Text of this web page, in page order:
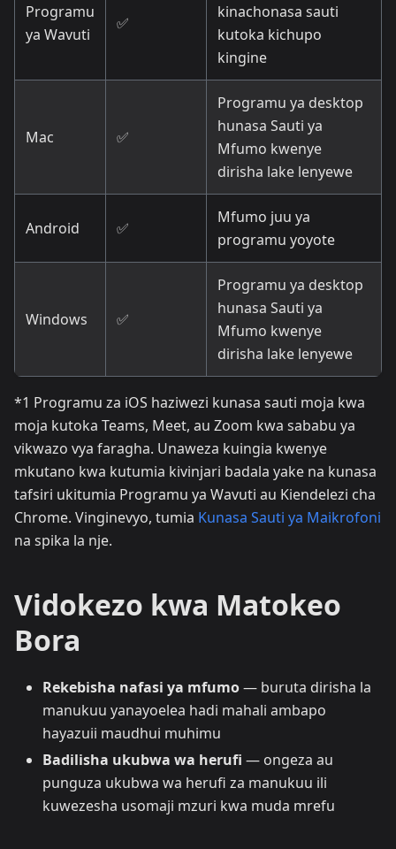
Programu
ya Wavuti
✅
kinachonasa sauti
kutoka kichupo
kingine
Mac ✅
Programu ya desktop
hunasa Sauti ya
Mfumo kwenye
dirisha lake lenyewe
Android ✅
Mfumo juu ya
programu yoyote
Windows ✅
Programu ya desktop
hunasa Sauti ya
Mfumo kwenye
dirisha lake lenyewe
*1 Programu za iOS haziwezi kunasa sauti moja kwa
moja kutoka Teams, Meet, au Zoom kwa sababu ya
vikwazo vya faragha. Unaweza kuingia kwenye
mkutano kwa kutumia kivinjari badala yake na kunasa
tafsiri ukitumia Programu ya Wavuti au Kiendelezi cha
Chrome. Vinginevyo, tumia Kunasa Sauti ya Maikrofoni
na spika la nje.
Vidokezo kwa Matokeo
Bora
Rekebisha nafasi ya mfumo— buruta dirisha la
manukuu yanayoelea hadi mahali ambapo
hayazuii maudhui muhimu
Badilisha ukubwa wa herufi — ongeza au
punguza ukubwa wa herufi za manukuu ili
kuwezesha usomaji mzuri kwa muda mrefu